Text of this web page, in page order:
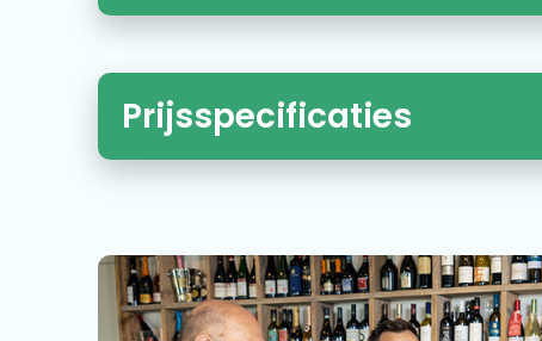
Prijsspecificaties